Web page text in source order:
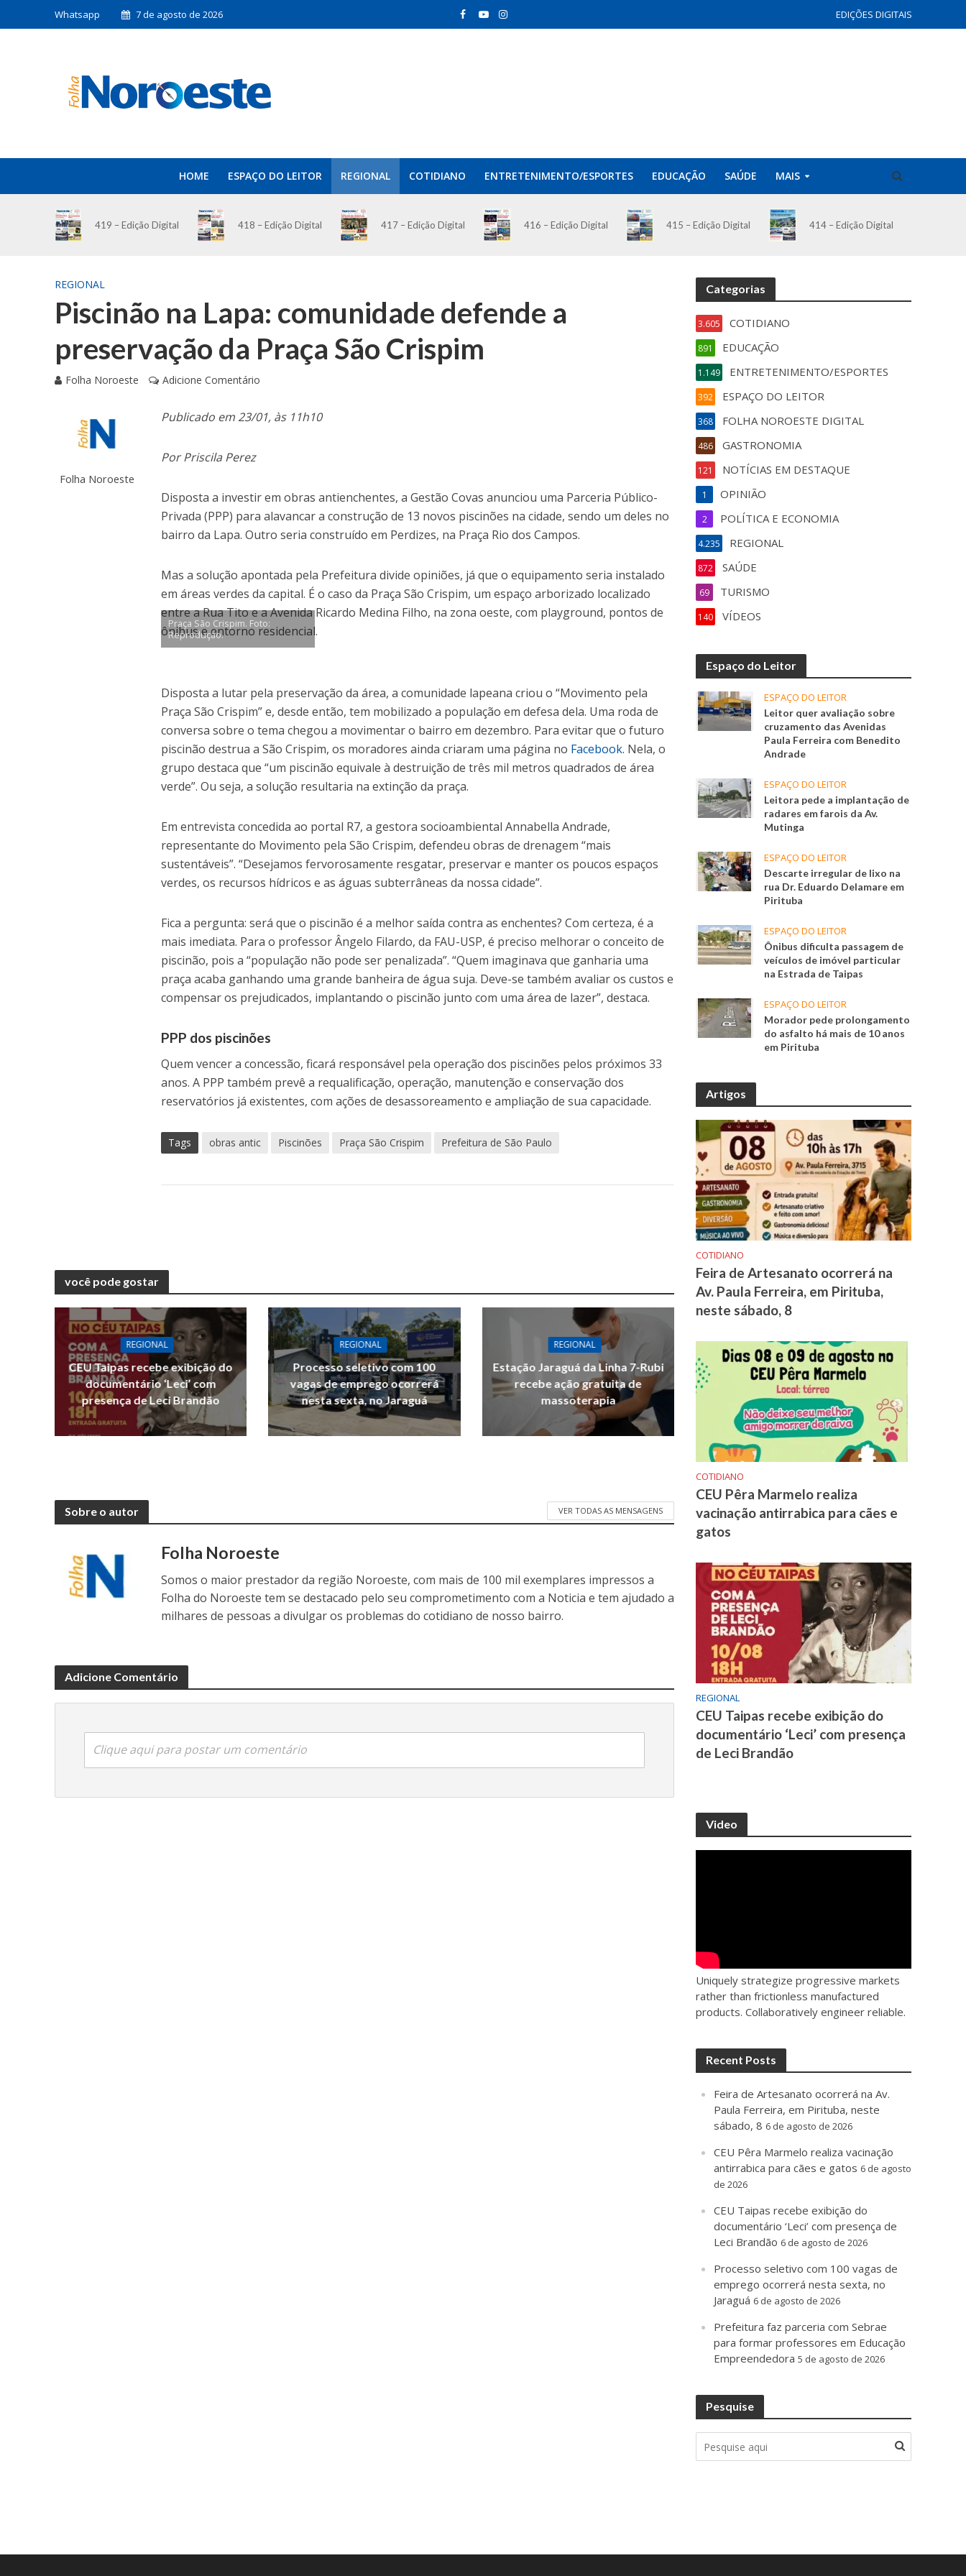
Whatsapp 7 de agosto de 2026 EDIÇÕES DIGITAIS
HOME ESPAÇO DO LEITOR REGIONAL COTIDIANO ENTRETENIMENTO/ESPORTES EDUCAÇÃO SAÚDE MAIS
419 – Edição Digital 418 – Edição Digital 417 – Edição Digital 416 – Edição Digital 415 – Edição Digital 414 – Edição Digital
REGIONAL
Piscinão na Lapa: comunidade defende a
preservação da Praça São Crispim
Folha Noroeste Adicione Comentário
Folha Noroeste
Publicado em 23/01, às 11h10
Por Priscila Perez
Disposta a investir em obras antienchentes, a Gestão Covas anunciou uma Parceria Público-
Privada (PPP) para alavancar a construção de 13 novos piscinões na cidade, sendo um deles no
bairro da Lapa. Outro seria construído em Perdizes, na Praça Rio dos Campos.
Mas a solução apontada pela Prefeitura divide opiniões, já que o equipamento seria instalado
em áreas verdes da capital. É o caso da Praça São Crispim, um espaço arborizado localizado
entre a Rua Tito e a Avenida Ricardo Medina Filho, na zona oeste, com playground, pontos de
ônibus e entorno residencial.
Praça São Crispim. Foto:
Reprodução.
Disposta a lutar pela preservação da área, a comunidade lapeana criou o “Movimento pela
Praça São Crispim” e, desde então, tem mobilizado a população em defesa dela. Uma roda de
conversa sobre o tema chegou a movimentar o bairro em dezembro. Para evitar que o futuro
piscinão destrua a São Crispim, os moradores ainda criaram uma página no Facebook. Nela, o
grupo destaca que “um piscinão equivale à destruição de três mil metros quadrados de área
verde”. Ou seja, a solução resultaria na extinção da praça.
Em entrevista concedida ao portal R7, a gestora socioambiental Annabella Andrade,
representante do Movimento pela São Crispim, defendeu obras de drenagem “mais
sustentáveis”. “Desejamos fervorosamente resgatar, preservar e manter os poucos espaços
verdes, os recursos hídricos e as águas subterrâneas da nossa cidade”.
Fica a pergunta: será que o piscinão é a melhor saída contra as enchentes? Com certeza, é a
mais imediata. Para o professor Ângelo Filardo, da FAU-USP, é preciso melhorar o conceito de
piscinão, pois a “população não pode ser penalizada”. “Quem imaginava que ganharia uma
praça acaba ganhando uma grande banheira de água suja. Deve-se também avaliar os custos e
compensar os prejudicados, implantando o piscinão junto com uma área de lazer”, destaca.
PPP dos piscinões
Quem vencer a concessão, ficará responsável pela operação dos piscinões pelos próximos 33
anos. A PPP também prevê a requalificação, operação, manutenção e conservação dos
reservatórios já existentes, com ações de desassoreamento e ampliação de sua capacidade.
Tags obras antic Piscinões Praça São Crispim Prefeitura de São Paulo
você pode gostar
REGIONAL
CEU Taipas recebe exibição do
documentário ‘Leci’ com
presença de Leci Brandão
REGIONAL
Processo seletivo com 100
vagas de emprego ocorrerá
nesta sexta, no Jaraguá
REGIONAL
Estação Jaraguá da Linha 7-Rubi
recebe ação gratuita de
massoterapia
Sobre o autor VER TODAS AS MENSAGENS
Folha Noroeste
Somos o maior prestador da região Noroeste, com mais de 100 mil exemplares impressos a
Folha do Noroeste tem se destacado pelo seu comprometimento com a Noticia e tem ajudado a
milhares de pessoas a divulgar os problemas do cotidiano de nosso bairro.
Adicione Comentário
Clique aqui para postar um comentário
Categorias
COTIDIANO
3.605
EDUCAÇÃO
891
ENTRETENIMENTO/ESPORTES
1.149
ESPAÇO DO LEITOR
392
FOLHA NOROESTE DIGITAL
368
GASTRONOMIA
486
NOTÍCIAS EM DESTAQUE
121
OPINIÃO
1
POLÍTICA E ECONOMIA
2
REGIONAL
4.235
SAÚDE
872
TURISMO
69
VÍDEOS
140
Espaço do Leitor
ESPAÇO DO LEITOR
Leitor quer avaliação sobre
cruzamento das Avenidas
Paula Ferreira com Benedito
Andrade
ESPAÇO DO LEITOR
Leitora pede a implantação de
radares em farois da Av.
Mutinga
ESPAÇO DO LEITOR
Descarte irregular de lixo na
rua Dr. Eduardo Delamare em
Pirituba
ESPAÇO DO LEITOR
Ônibus dificulta passagem de
veículos de imóvel particular
na Estrada de Taipas
ESPAÇO DO LEITOR
Morador pede prolongamento
do asfalto há mais de 10 anos
em Pirituba
Artigos
COTIDIANO
Feira de Artesanato ocorrerá na
Av. Paula Ferreira, em Pirituba,
neste sábado, 8
COTIDIANO
CEU Pêra Marmelo realiza
vacinação antirrabica para cães e
gatos
REGIONAL
CEU Taipas recebe exibição do
documentário ‘Leci’ com presença
de Leci Brandão
Video
Uniquely strategize progressive markets
rather than frictionless manufactured
products. Collaboratively engineer reliable.
Recent Posts
Feira de Artesanato ocorrerá na Av.
Paula Ferreira, em Pirituba, neste
sábado, 8 6 de agosto de 2026
CEU Pêra Marmelo realiza vacinação
antirrabica para cães e gatos 6 de agosto
de 2026
CEU Taipas recebe exibição do
documentário ‘Leci’ com presença de
Leci Brandão 6 de agosto de 2026
Processo seletivo com 100 vagas de
emprego ocorrerá nesta sexta, no
Jaraguá 6 de agosto de 2026
Prefeitura faz parceria com Sebrae
para formar professores em Educação
Empreendedora 5 de agosto de 2026
Pesquise